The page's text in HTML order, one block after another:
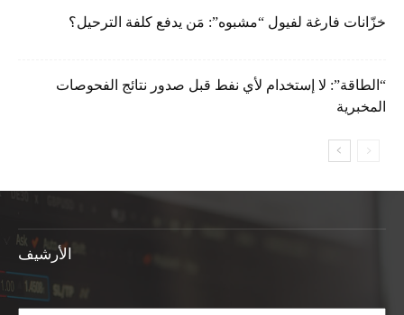
خزّانات فارغة لفيول “مشبوه”: مَن يدفع كلفة الترحيل؟
“الطاقة”: لا إستخدام لأي نفط قبل صدور نتائج الفحوصات
المخبرية
الأرشيف
الأرشيف